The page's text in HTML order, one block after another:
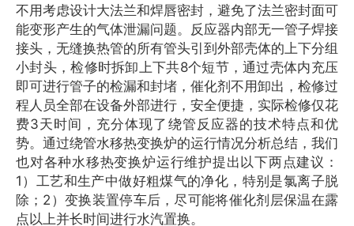
不用考虑设计大法兰和焊唇密封，避免了法兰密封面可
能变形产生的气体泄漏问题。反应器内部无一管子焊接
接头，无缝换热管的所有管头引到外部壳体的上下分组
小封头，检修时拆卸上下共8个短节，通过壳体内充压
即可进行管子的检漏和封堵，催化剂不用卸出，检修过
程人员全部在设备外部进行，安全便捷，实际检修仅花
费3天时间，充分体现了绕管反应器的技术特点和优
势。通过绕管水移热变换炉的运行情况分析总结，我们
也对各种水移热变换炉运行维护提出以下两点建议：
1）工艺和生产中做好粗煤气的净化，特别是氯离子脱
除；2）变换装置停车后，尽可能将催化剂层保温在露
点以上并长时间进行水汽置换。